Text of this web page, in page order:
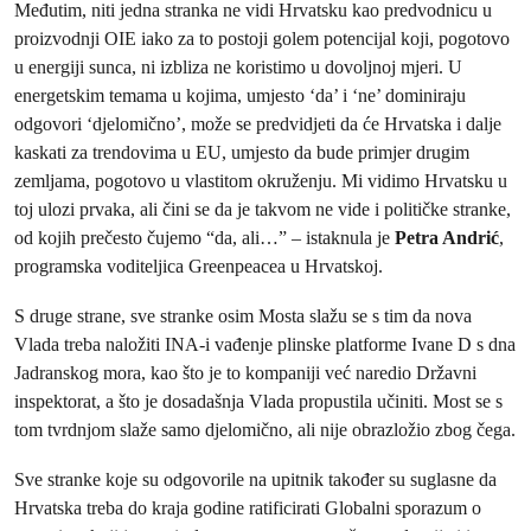
Međutim, niti jedna stranka ne vidi Hrvatsku kao predvodnicu u
proizvodnji OIE iako za to postoji golem potencijal koji, pogotovo
u energiji sunca, ni izbliza ne koristimo u dovoljnoj mjeri. U
energetskim temama u kojima, umjesto ‘da’ i ‘ne’ dominiraju
odgovori ‘djelomično’, može se predvidjeti da će Hrvatska i dalje
kaskati za trendovima u EU, umjesto da bude primjer drugim
zemljama, pogotovo u vlastitom okruženju. Mi vidimo Hrvatsku u
toj ulozi prvaka, ali čini se da je takvom ne vide i političke stranke,
od kojih prečesto čujemo “da, ali…” – istaknula je Petra Andrić,
programska voditeljica Greenpeacea u Hrvatskoj.
S druge strane, sve stranke osim Mosta slažu se s tim da nova
Vlada treba naložiti INA-i vađenje plinske platforme Ivane D s dna
Jadranskog mora, kao što je to kompaniji već naredio Državni
inspektorat, a što je dosadašnja Vlada propustila učiniti. Most se s
tom tvrdnjom slaže samo djelomično, ali nije obrazložio zbog čega.
Sve stranke koje su odgovorile na upitnik također su suglasne da
Hrvatska treba do kraja godine ratificirati Globalni sporazum o